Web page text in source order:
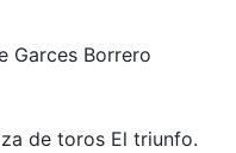
Garces Borrero
de toros El triunfo.